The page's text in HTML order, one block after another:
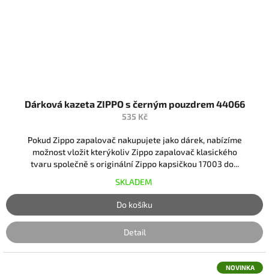
Dárková kazeta ZIPPO s černým pouzdrem 44066
535 Kč
Pokud Zippo zapalovač nakupujete jako dárek, nabízíme
možnost vložit kterýkoliv Zippo zapalovač klasického
tvaru společně s originální Zippo kapsičkou 17003 do...
SKLADEM
Do košíku
Detail
NOVINKA